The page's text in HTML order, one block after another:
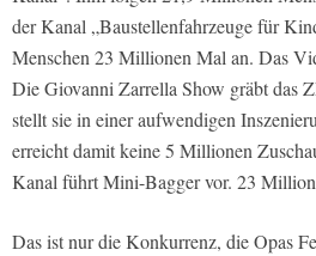
der Kanal „Baustellenfahrzeuge für
Menschen 23 Millionen Mal an. Das
Die Giovanni Zarrella Show gräbt das
stellt sie in einer aufwendigen
erreicht damit keine 5 Millionen
Kanal führt Mini-Bagger vor. 23
Das ist nur die Konkurrenz, die Opas